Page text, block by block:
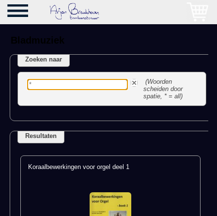
Bladmuziek
Zoeken naar
(Woorden
scheiden door
spatie, * = all)
Resultaten
Koraalbewerkingen voor orgel deel 1